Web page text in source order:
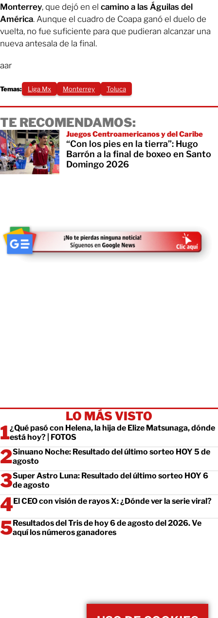
Monterrey, que dejó en el camino a las Águilas del
América. Aunque el cuadro de Coapa ganó el duelo de
vuelta, no fue suficiente para que pudieran alcanzar una
nueva antesala de la final.
aar
Temas: Liga Mx Monterrey Toluca
TE RECOMENDAMOS:
Juegos Centroamericanos y del Caribe
“Con los pies en la tierra”: Hugo
Barrón a la final de boxeo en Santo
Domingo 2026
LO MÁS VISTO
¿Qué pasó con Helena, la hija de Elize Matsunaga, dónde
está hoy? | FOTOS
Sinuano Noche: Resultado del último sorteo HOY 5 de
agosto
Super Astro Luna: Resultado del último sorteo HOY 6
de agosto
El CEO con visión de rayos X: ¿Dónde ver la serie viral?
Resultados del Tris de hoy 6 de agosto del 2026. Ve
aquí los números ganadores